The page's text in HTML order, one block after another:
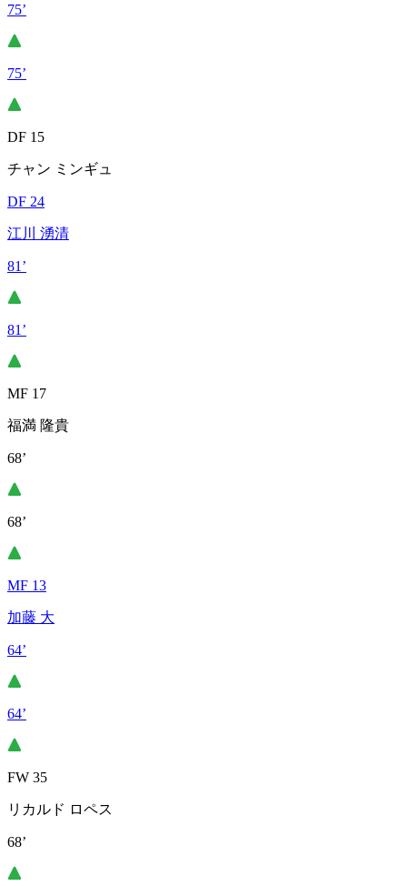
75’
75’
DF 15
チャン ミンギュ
DF 24
江川 湧清
81’
81’
MF 17
福満 隆貴
68’
68’
MF 13
加藤 大
64’
64’
FW 35
リカルド ロペス
68’